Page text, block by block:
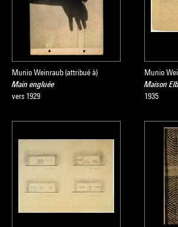
Munio Weinraub (attribué à)
Main engluée
vers 1929
Munio
Maison
1935